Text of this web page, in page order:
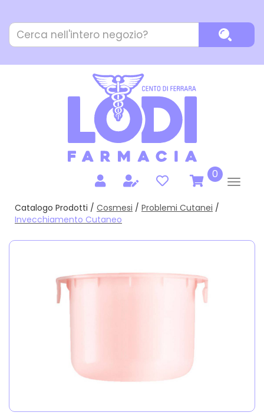
contenuto
principale
Cerca
Prodotto
0prodotti
inseriti
Catalogo Prodotti / Cosmesi / Problemi Cutanei /
Invecchiamento Cutaneo